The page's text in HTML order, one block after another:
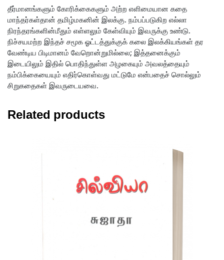
தீர்மானங்களும் கோரிக்கைகளும் அற்ற எளிமையான கதை
மாந்தர்கள்தான் தமிழ்மகனின் இலக்கு. நம்பப்படுகிற எல்லா
நிரந்தரங்களின்மீதும் எள்ளலும் கேள்வியும் இவருக்கு உண்டு.
நிச்சயமற்ற இந்தச் சமூக ஓட்டத்துக்குக் கலை இலக்கியங்கள் தர
வேண்டிய பிடிமானம் வேறொன்றுமில்லை; இத்தனைக்கும்
இடையிலும் இதில் பொதிந்துள்ள அழகையும் அவலத்தையும்
நம்பிக்கையையும் எதிர்கொள்வது மட்டுமே என்பதைச் சொல்லும்
சிறுகதைகள் இவருடையவை.
Related products